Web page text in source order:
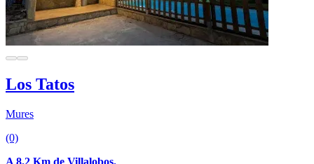
Los Tatos
Mures
(0)
A 8.2 Km de Villalobos.